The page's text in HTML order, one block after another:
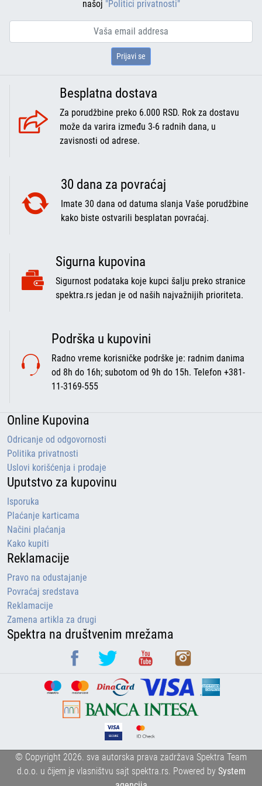
našoj "Politici privatnosti"
Prijavi se
Besplatna dostava
Za porudžbine preko 6.000 RSD. Rok za dostavu
može da varira između 3-6 radnih dana, u
zavisnosti od adrese.
30 dana za povraćaj
Imate 30 dana od datuma slanja Vaše porudžbine
kako biste ostvarili besplatan povraćaj.
Sigurna kupovina
Sigurnost podataka koje kupci šalju preko stranice
spektra.rs jedan je od naših najvažnijih prioriteta.
Podrška u kupovini
Radno vreme korisničke podrške je: radnim danima
od 8h do 16h; subotom od 9h do 15h. Telefon +381-
11-3169-555
Online Kupovina
Odricanje od odgovornosti
Politika privatnosti
Uslovi korišćenja i prodaje
Uputstvo za kupovinu
Isporuka
Plaćanje karticama
Načini plaćanja
Kako kupiti
Reklamacije
Pravo na odustajanje
Povraćaj sredstava
Reklamacije
Zamena artikla za drugi
Spektra na društvenim mrežama
© Copyright 2026. sva autorska prava zadržava Spektra Team
d.o.o. u čijem je vlasništvu sajt spektra.rs. Powered by System